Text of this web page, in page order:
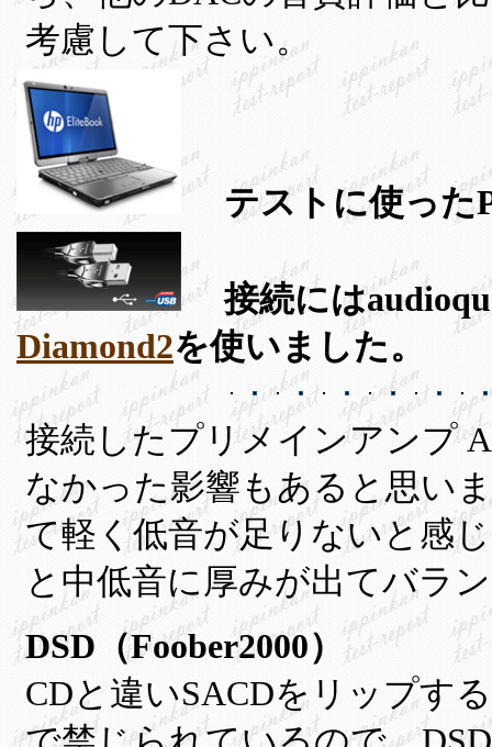
考慮して下さい。
テストに使った
接続には
Diamond2を使いました。
接続したプリメインアンプ
なかった影響もあると思い
て軽く低音が足りないと感
と中低音に厚みが出てバラ
DSD（Foober2000）
CDと違いSACDをリップす